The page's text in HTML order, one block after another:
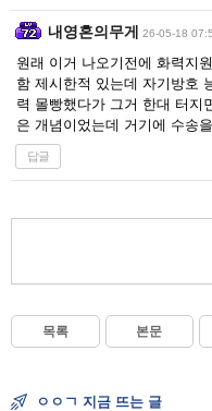
내영혼의무게 26-05-18
원래 이거 나오기전에 화력지
함 제시한적 있는데 자기방호
력 몰빵했다가 그거 한대 터지
은 개념이었는데 거기에 수송
답글
목록 본문
ㅇㅇㄱ 지금 뜨는 글